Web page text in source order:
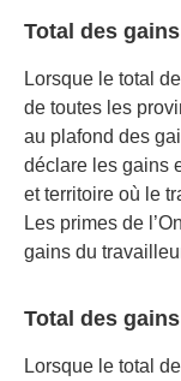
Total des
Lorsque le total
de toutes les
au plafond des
déclare les gains
et territoire où le
Les primes de
gains du
Total des
Lorsque le total